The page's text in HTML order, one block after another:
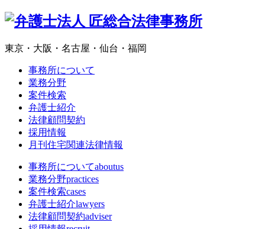
東京・大阪・名古屋・仙台・福岡
事務所について
業務分野
案件検索
弁護士紹介
法律顧問契約
採用情報
月刊住宅関連法律情報
事務所についてaboutus
業務分野practices
案件検索cases
弁護士紹介lawyers
法律顧問契約adviser